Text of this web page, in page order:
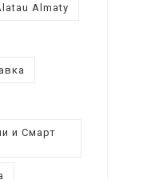
Almaty
и Смарт